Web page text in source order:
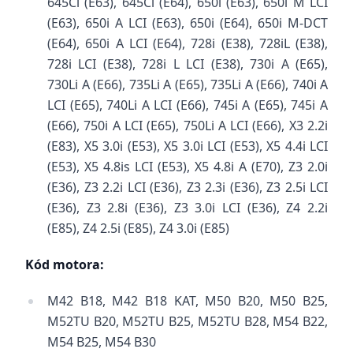
(E63), 650i A LCI (E63), 650i (E64), 650i M-DCT
(E64), 650i A LCI (E64), 728i (E38), 728iL (E38),
728i LCI (E38), 728i L LCI (E38), 730i A (E65),
730Li A (E66), 735Li A (E65), 735Li A (E66), 740i A
LCI (E65), 740Li A LCI (E66), 745i A (E65), 745i A
(E66), 750i A LCI (E65), 750Li A LCI (E66), X3 2.2i
(E83), X5 3.0i (E53), X5 3.0i LCI (E53), X5 4.4i LCI
(E53), X5 4.8is LCI (E53), X5 4.8i A (E70), Z3 2.0i
(E36), Z3 2.2i LCI (E36), Z3 2.3i (E36), Z3 2.5i LCI
(E36), Z3 2.8i (E36), Z3 3.0i LCI (E36), Z4 2.2i
(E85), Z4 2.5i (E85), Z4 3.0i (E85)
Kód motora:
M42 B18, M42 B18 KAT, M50 B20, M50 B25,
M52TU B20, M52TU B25, M52TU B28, M54 B22,
M54 B25, M54 B30